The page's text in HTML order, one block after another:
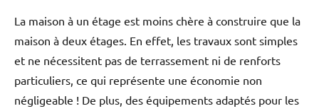
La maison à un étage est moins chère à construire que la
maison à deux étages. En effet, les travaux sont simples
et ne nécessitent pas de terrassement ni de renforts
particuliers, ce qui représente une économie non
négligeable ! De plus, des équipements adaptés pour les